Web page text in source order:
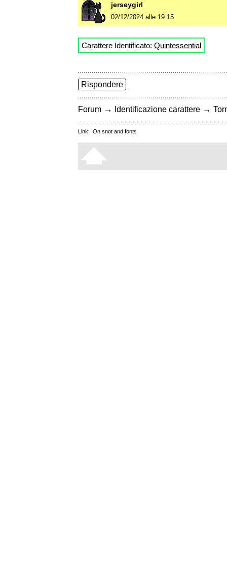
jerseygirl
02/12/2024 alle 19:15
Carattere Identificato: Quintessential
Rispondere
Forum → Identificazione carattere →
Link: On snot and fonts